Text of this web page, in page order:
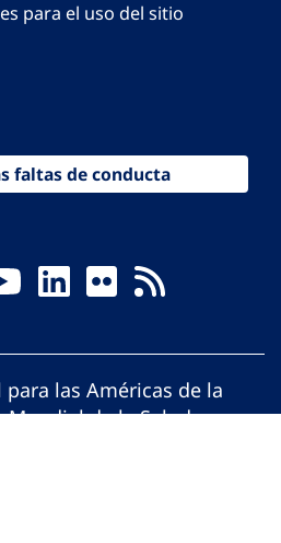
para el uso del sitio
faltas de conducta
las Américas de la
Mundial de la Salud